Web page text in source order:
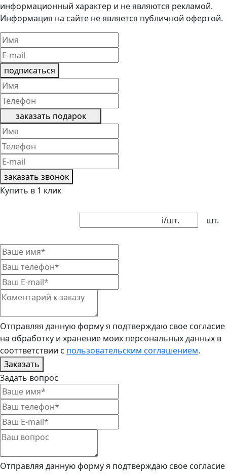
информационный характер и не являются рекламой.
Информация на сайте не является публичной офертой.
подписаться
заказать подарок
заказать звонок
Купить в 1 клик
шт.
i/шт.
Отправляя данную форму я подтверждаю свое согласие
на обработку и хранение моих персональных данных в
сооттветствии с пользовательским соглашением.
Заказать
Задать вопрос
Отправляя данную форму я подтверждаю свое согласие